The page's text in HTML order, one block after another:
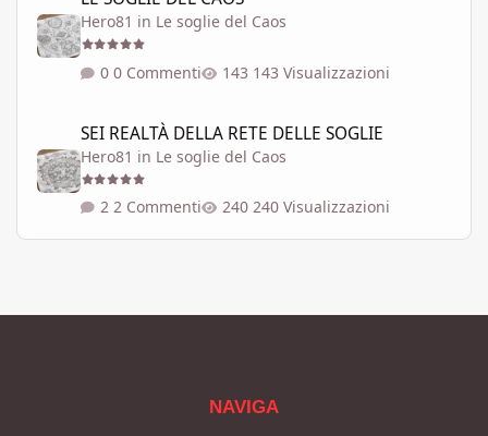
Hero81 in Le soglie del Caos
0 Commenti 143 Visualizzazioni
SEI REALTÀ DELLA RETE DELLE SOGLIE
Hero81 in Le soglie del Caos
2 Commenti 240 Visualizzazioni
NAVIGA